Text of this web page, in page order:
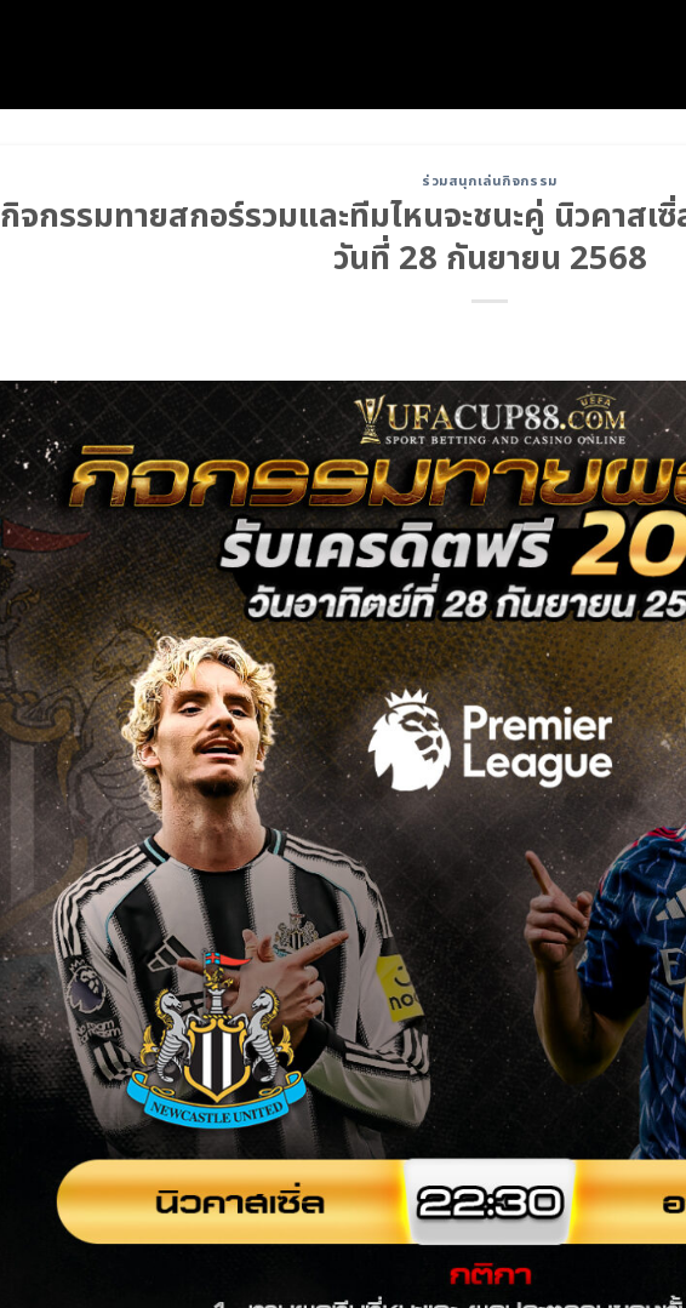
ร่วมสนุกเล่นกิจกรรม
กิจกรรมทายสกอร์รวมและทีมไหนจะชนะคู่ นิวคาสเซิ่
วันที่ 28 กันยายน 2568